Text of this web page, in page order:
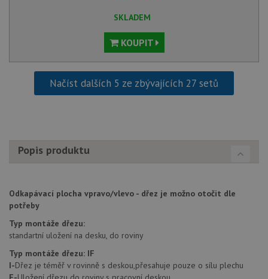
SKLADEM
KOUPIT
Načíst dalších 5 ze zbývajících 27 setů
Popis produktu
Odkapávací plocha vpravo/vlevo - dřez je možno otočit dle
potřeby
Typ montáže dřezu:
standartní uložení na desku, do roviny
Typ montáže dřezu: IF
I-Dřez je téměř v rovinně s deskou,přesahuje pouze o sílu plechu
Nezbytně nutné soubory cookie umožňují základní
nezbytně nutných souborů cookie správně používat.
Poskytovatel/
Doména
.drezy-blanco.cz
zásadách ochrany soukromí společnosti Google